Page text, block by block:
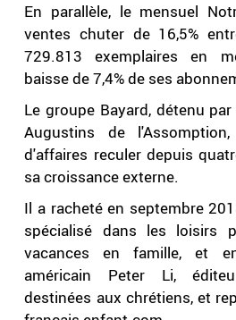
En parallèle, le mensuel
ventes chuter de 16,5%
729.813 exemplaires en
baisse de 7,4% de ses
Le groupe Bayard, détenu
Augustins de
d'affaires reculer depuis
sa croissance externe.
Il a racheté en septembre
spécialisé dans les loisirs
vacances en famille, et
américain Peter Li,
destinées aux chrétiens, et